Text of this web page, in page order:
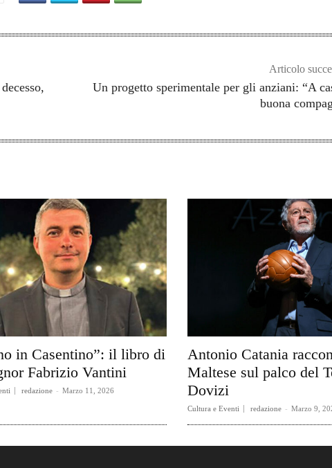
Articolo
Un progetto sperimentale per gli anziani: “A
buona
in Casentino”: il libro di
Fabrizio Vantini
redazione - Marzo 11, 2026
Antonio Catania
Maltese sul palco del
Dovizi
Cultura e Eventi redazione - Marzo 9,